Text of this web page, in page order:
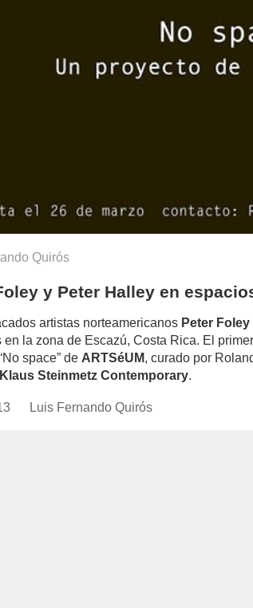
Quirós
y Peter Halley en
artistas norteamericanosPeter Foley
en la zona de Escazú, Costa Rica. El
space” de ARTSéUM, curado por
Klaus Steinmetz Contemporary.
https://www.experimenta.es/author/luis-
Luis Fernando Quirós